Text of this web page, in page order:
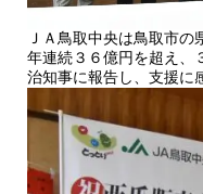
ＪＡ鳥取中央は鳥取市の
年連続３６億円を超え、
治知事に報告し、支援に